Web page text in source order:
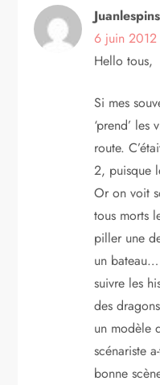
Juanlespins
6 juin
Hello tous,
Si mes
‘prend’ les
route.
2, puisque
Or on voit
tous morts
piller une
un bateau…
suivre les
des
un modèle
scénariste
bonne